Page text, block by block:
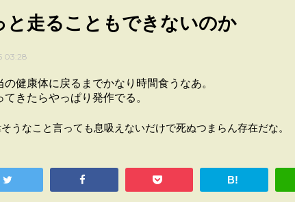
と走ることもできないのか
03:28
の健康体に戻るまでかなり時間食うなあ。
てきたらやっぱり発作でる。
うなこと言っても息吸えないだけで死ぬつまらん存在だな。
B!